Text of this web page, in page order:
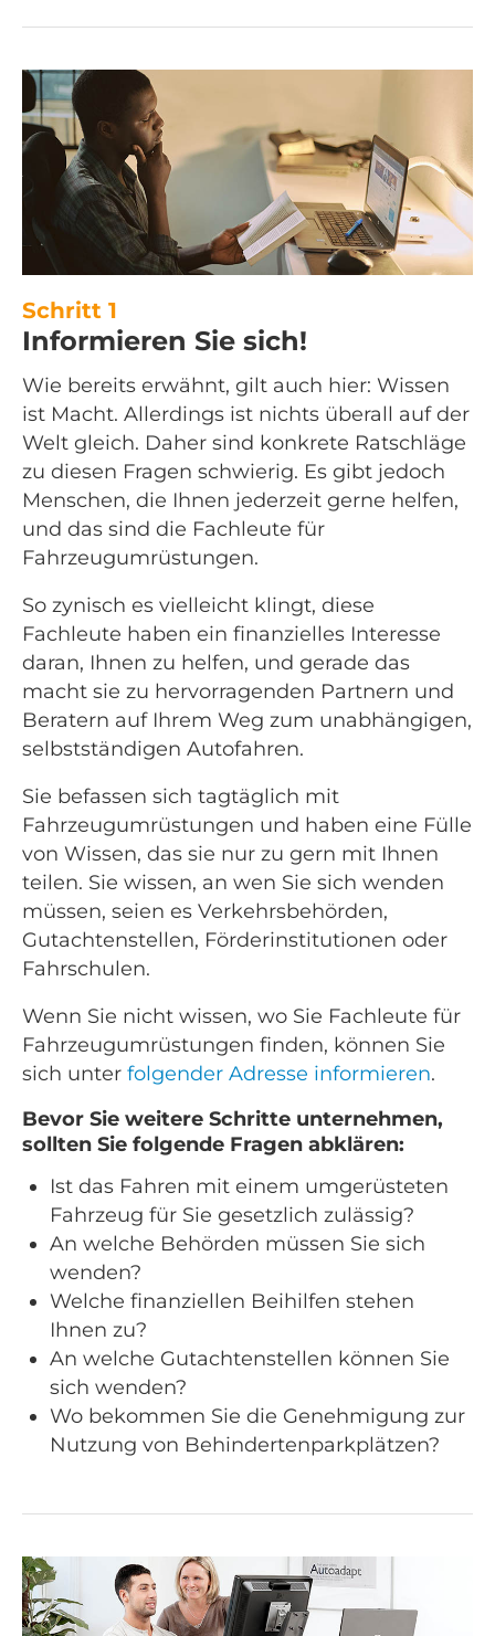
Schritt 1
Informieren Sie sich!
Wie bereits erwähnt, gilt auch hier: Wissen
ist Macht. Allerdings ist nichts überall auf der
Welt gleich. Daher sind konkrete Ratschläge
zu diesen Fragen schwierig. Es gibt jedoch
Menschen, die Ihnen jederzeit gerne helfen,
und das sind die Fachleute für
Fahrzeugumrüstungen.
So zynisch es vielleicht klingt, diese
Fachleute haben ein finanzielles Interesse
daran, Ihnen zu helfen, und gerade das
macht sie zu hervorragenden Partnern und
Beratern auf Ihrem Weg zum unabhängigen,
selbstständigen Autofahren.
Sie befassen sich tagtäglich mit
Fahrzeugumrüstungen und haben eine Fülle
von Wissen, das sie nur zu gern mit Ihnen
teilen. Sie wissen, an wen Sie sich wenden
müssen, seien es Verkehrsbehörden,
Gutachtenstellen, Förderinstitutionen oder
Fahrschulen.
Wenn Sie nicht wissen, wo Sie Fachleute für
Fahrzeugumrüstungen finden, können Sie
sich unter folgender Adresse informieren.
Bevor Sie weitere Schritte unternehmen,
sollten Sie folgende Fragen abklären:
Ist das Fahren mit einem umgerüsteten
Fahrzeug für Sie gesetzlich zulässig?
An welche Behörden müssen Sie sich
wenden?
Welche finanziellen Beihilfen stehen
Ihnen zu?
An welche Gutachtenstellen können Sie
sich wenden?
Wo bekommen Sie die Genehmigung zur
Nutzung von Behindertenparkplätzen?